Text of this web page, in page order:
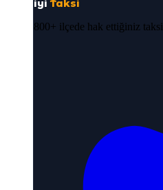
iyi Taksi
800+ ilçede hak ettiğiniz taksi